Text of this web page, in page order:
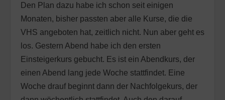
Den Plan dazu habe ich schon seit einigen
Monaten, bisher passten aber alle Kurse, die die
VHS angeboten hat, zeitlich nicht. Nun aber geht es
los. Gestern Abend habe ich den ersten
Einsteigerkurs gebucht. Es ist ein Abendkurs, der
einen Abend lang jede Woche stattfindet. Eine
Woche drauf beginnt dann der Nachfolgekurs, der